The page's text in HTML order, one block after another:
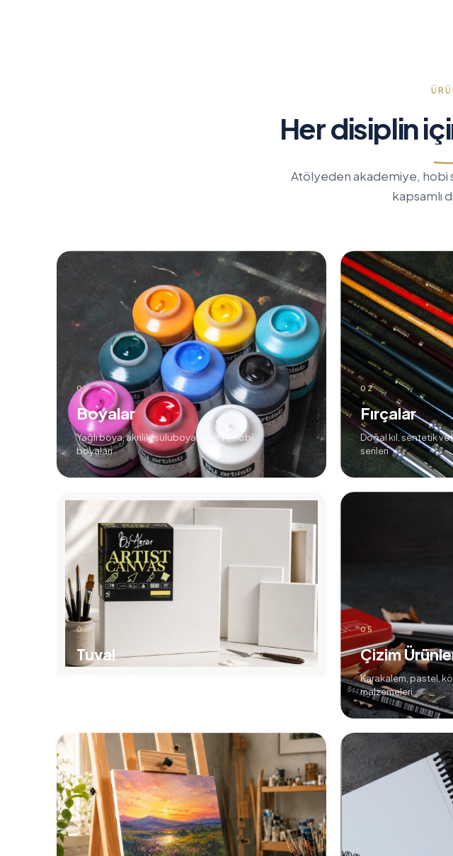
Her disiplin
Atölyeden akademiye, hobi
kapsamlı
01
Boyalar
Yağlı boya, akrilik, suluboya, guaj ve hobi
boyaları
02
Fırçalar
Doğal kıl, sentetik
serileri
04
Tuval
05
Çizim
Karakalem, pastel,
malzemeleri